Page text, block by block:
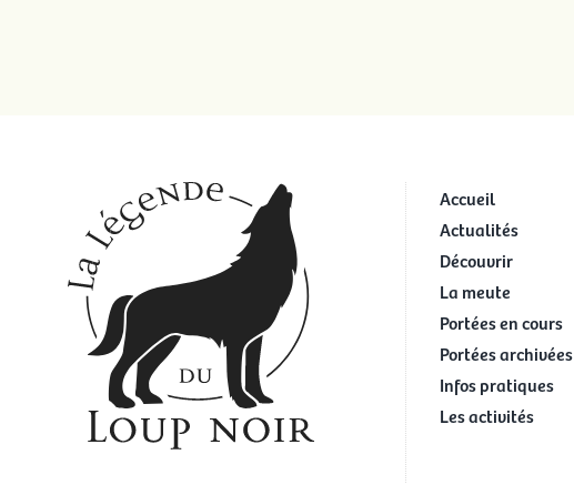
Accueil
Actualités
Découvrir
La meute
Portées en cours
Portées archivées
Infos pratiques
Les activités